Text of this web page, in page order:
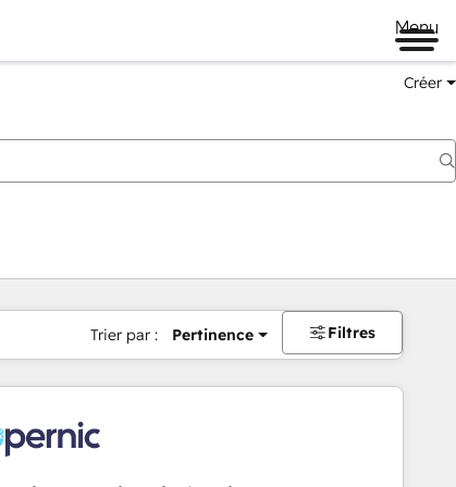
Menu
Créer
Trier par : Pertinence Filtres